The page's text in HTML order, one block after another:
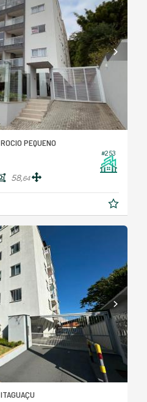
#253
ROCIO PEQUENO
58,64
ITAGUAÇU